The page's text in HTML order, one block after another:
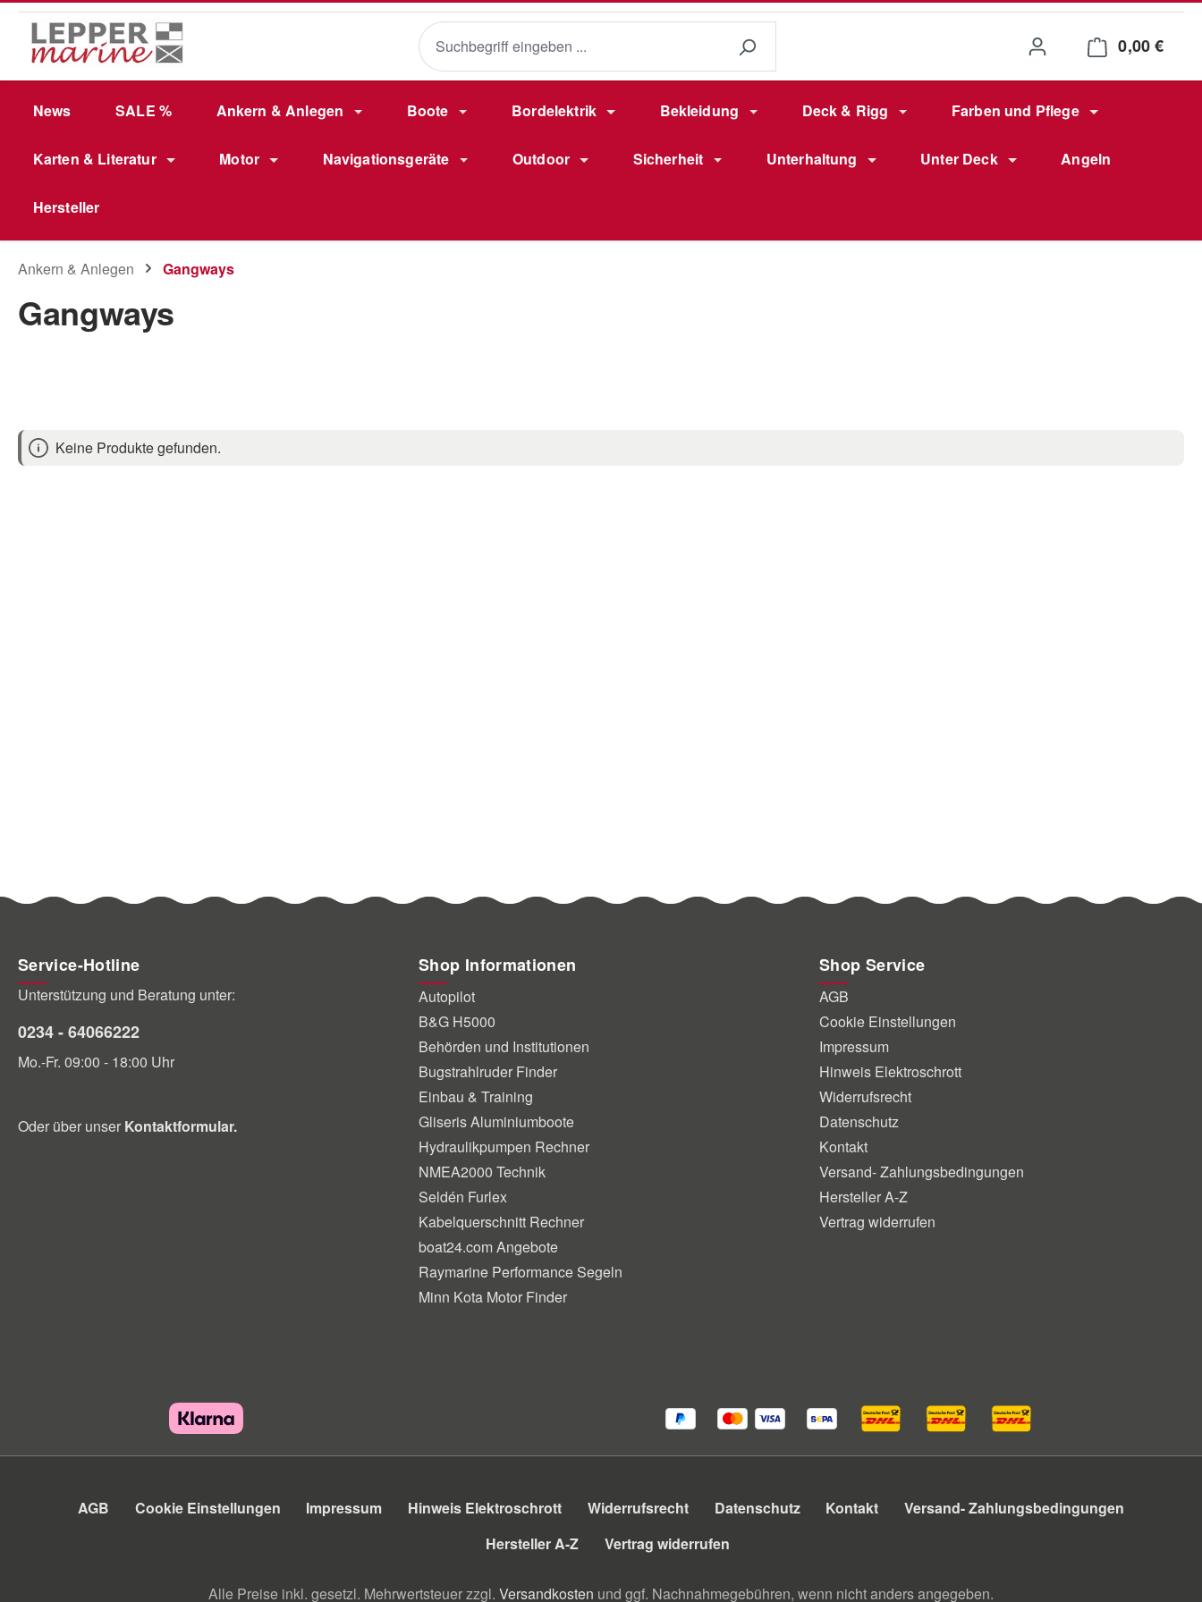
Hauptinhalt springen
Zur Suche springen
Zur Hauptnavigation springen
0,00 €
News SALE % Ankern & Anlegen Boote Bordelektrik Bekleidung Deck & Rigg Farben und Pflege
Karten & Literatur Motor Navigationsgeräte Outdoor Sicherheit Unterhaltung Unter Deck Angeln
Hersteller
Ankern & Anlegen Gangways
Gangways
Keine Produkte gefunden.
Service-Hotline
Unterstützung und Beratung unter:
0234 - 64066222
Mo.-Fr. 09:00 - 18:00 Uhr
Oder über unser Kontaktformular.
Shop Informationen
Autopilot
B&G H5000
Behörden und Institutionen
Bugstrahlruder Finder
Einbau & Training
Gliseris Aluminiumboote
Hydraulikpumpen Rechner
NMEA2000 Technik
Seldén Furlex
Kabelquerschnitt Rechner
boat24.com Angebote
Raymarine Performance Segeln
Minn Kota Motor Finder
Shop Service
AGB
Cookie Einstellungen
Impressum
Hinweis Elektroschrott
Widerrufsrecht
Datenschutz
Kontakt
Versand- Zahlungsbedingungen
Hersteller A-Z
Vertrag widerrufen
AGB Cookie Einstellungen Impressum Hinweis Elektroschrott Widerrufsrecht Datenschutz Kontakt
Versand- Zahlungsbedingungen
Hersteller A-Z
Vertrag widerrufen
Alle Preise inkl. gesetzl. Mehrwertsteuer zzgl. Versandkosten und ggf. Nachnahmegebühren, wenn nicht anders angegeben.